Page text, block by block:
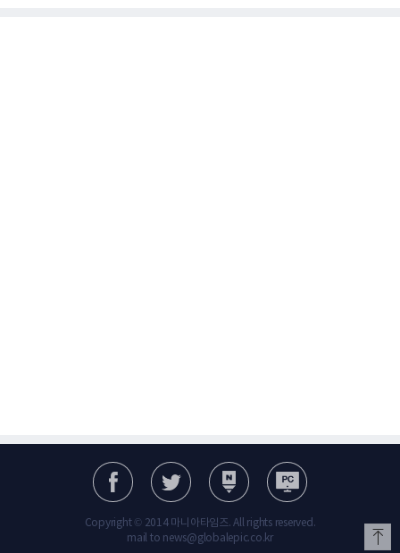
Copyright © 2014 마니아타임즈. All rights reserved.
mail to news@globalepic.co.kr